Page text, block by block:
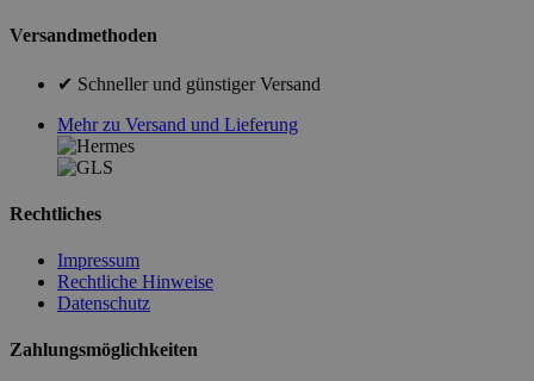
Versandmethoden
✔ Schneller und günstiger Versand
Mehr zu Versand und Lieferung
Rechtliches
Impressum
Rechtliche Hinweise
Datenschutz
Zahlungsmöglichkeiten